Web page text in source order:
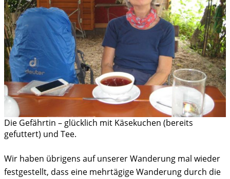
Die Gefährtin – glücklich mit Käsekuchen (bereits
gefuttert) und Tee.
Wir haben übrigens auf unserer Wanderung mal wieder
festgestellt, dass eine mehrtägige Wanderung durch die